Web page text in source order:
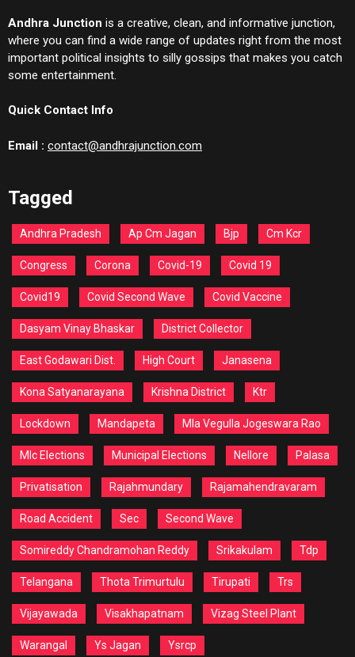
Andhra Junction is a creative, clean, and informative junction,
where you can find a wide range of updates right from the most
important political insights to silly gossips that makes you catch
some entertainment.
Quick Contact Info
Email : contact@andhrajunction.com
Tagged
Andhra Pradesh Ap Cm Jagan Bjp Cm Kcr
Congress Corona Covid-19 Covid 19
Covid19 Covid Second Wave Covid Vaccine
Dasyam Vinay Bhaskar District Collector
East Godawari Dist. High Court Janasena
Kona Satyanarayana Krishna District Ktr
Lockdown Mandapeta Mla Vegulla Jogeswara Rao
Mlc Elections Municipal Elections Nellore Palasa
Privatisation Rajahmundary Rajamahendravaram
Road Accident Sec Second Wave
Somireddy Chandramohan Reddy Srikakulam Tdp
Telangana Thota Trimurtulu Tirupati Trs
Vijayawada Visakhapatnam Vizag Steel Plant
Warangal Ys Jagan Ysrcp